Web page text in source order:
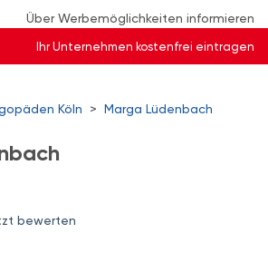
Über Werbemöglichkeiten informieren
Ihr Unternehmen kostenfrei eintragen
Köln > Marga Lüdenbach
bewerten